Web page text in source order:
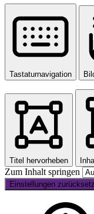
Tastaturnavigation
Titel hervorheben
Zum Inhalt springen
Einstellungen